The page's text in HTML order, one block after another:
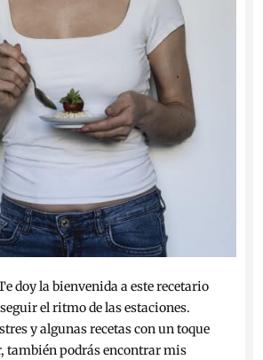
doy la bienvenida a este recetario
el ritmo de las estaciones.
y algunas recetas con un toque
también podrás encontrar mis